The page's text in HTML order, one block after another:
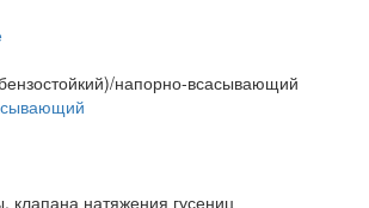
напорно-всасывающий
клапана натяжения гусениц